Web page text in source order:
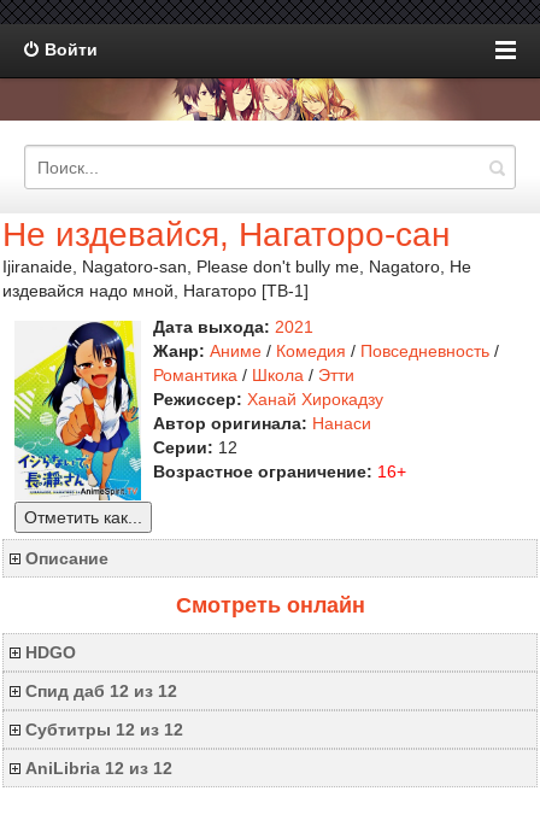
Войти
Не издевайся, Нагаторо-сан
Ijiranaide, Nagatoro-san, Please don't bully me, Nagatoro, Не
издевайся надо мной, Нагаторо [ТВ-1]
Дата выхода: 2021
Жанр: Аниме / Комедия / Повседневность /
Романтика / Школа / Этти
Режиссер: Ханай Хирокадзу
Автор оригинала: Нанаси
Серии: 12
Возрастное ограничение: 16+
Отметить как...
Описание
Смотреть онлайн
HDGO
Спид даб 12 из 12
Субтитры 12 из 12
AniLibria 12 из 12